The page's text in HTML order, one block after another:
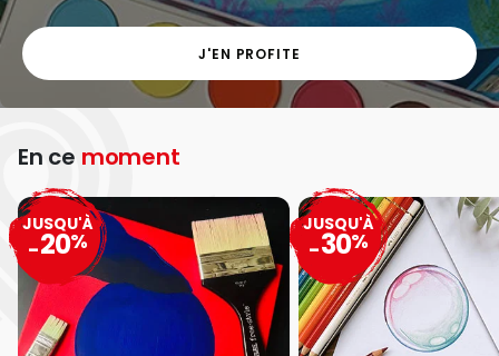
J'EN PROFITE
En ce moment
JUSQU'À
-20%
JUSQU'À
-30%